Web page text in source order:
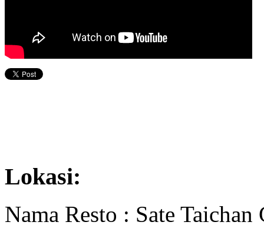
Lokasi:
Nama Resto : Sate Taichan